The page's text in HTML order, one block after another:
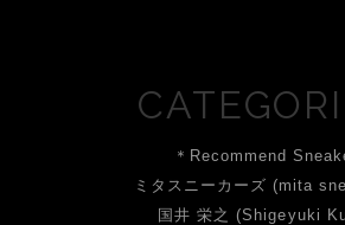
＊Recommend
ミタスニーカーズ (mita
国井 栄之 (Shigeyuki